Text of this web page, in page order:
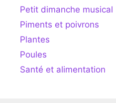
Petit dimanche musical
Piments et poivrons
Plantes
Poules
Santé et alimentation